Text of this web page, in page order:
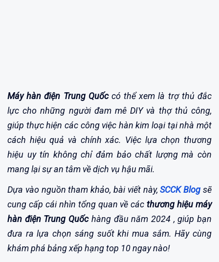
Máy hàn điện Trung Quốccó thể xem là trợ thủ đắc
lực cho những người đam mê DIY và thợ thủ công,
giúp thực hiện các công việc hàn kim loại tại nhà một
cách hiệu quả và chính xác. Việc lựa chọn thương
hiệu uy tín không chỉ đảm bảo chất lượng mà còn
mang lại sự an tâm về dịch vụ hậu mãi.
Dựa vào nguồn tham khảo, bài viết này,SCCK Blog sẽ
cung cấp cái nhìn tổng quan về cácthương hiệu máy
hàn điện Trung Quốchàng đầu năm 2024 , giúp bạn
đưa ra lựa chọn sáng suốt khi mua sắm. Hãy cùng
khám phá bảng xếp hạng top 10 ngay nào!